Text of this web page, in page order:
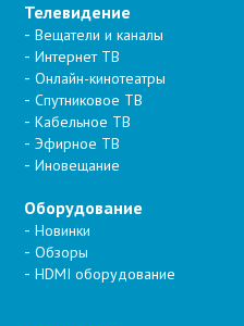
Телевидение
Вещатели и каналы
Интернет ТВ
Онлайн-кинотеатры
Спутниковое ТВ
Кабельное ТВ
Эфирное ТВ
Иновещание
Оборудование
Новинки
Обзоры
HDMI оборудование